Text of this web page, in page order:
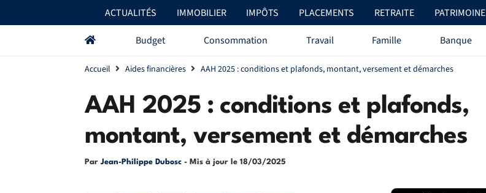
ACTUALITÉS IMMOBILIER IMPÔTS PLACEMENTS RETRAITE PATRIMOINE
Budget Consommation Travail Famille Banque
Accueil Aides financières AAH 2025 : conditions et plafonds, montant, versement et démarches
AAH 2025 : conditions et plafonds,
montant, versement et démarches
Par Jean-Philippe Dubosc - Mis à jour le 18/03/2025